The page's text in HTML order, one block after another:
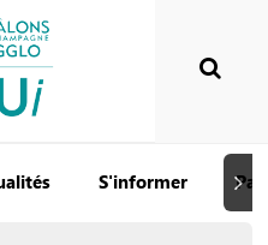
S'informer